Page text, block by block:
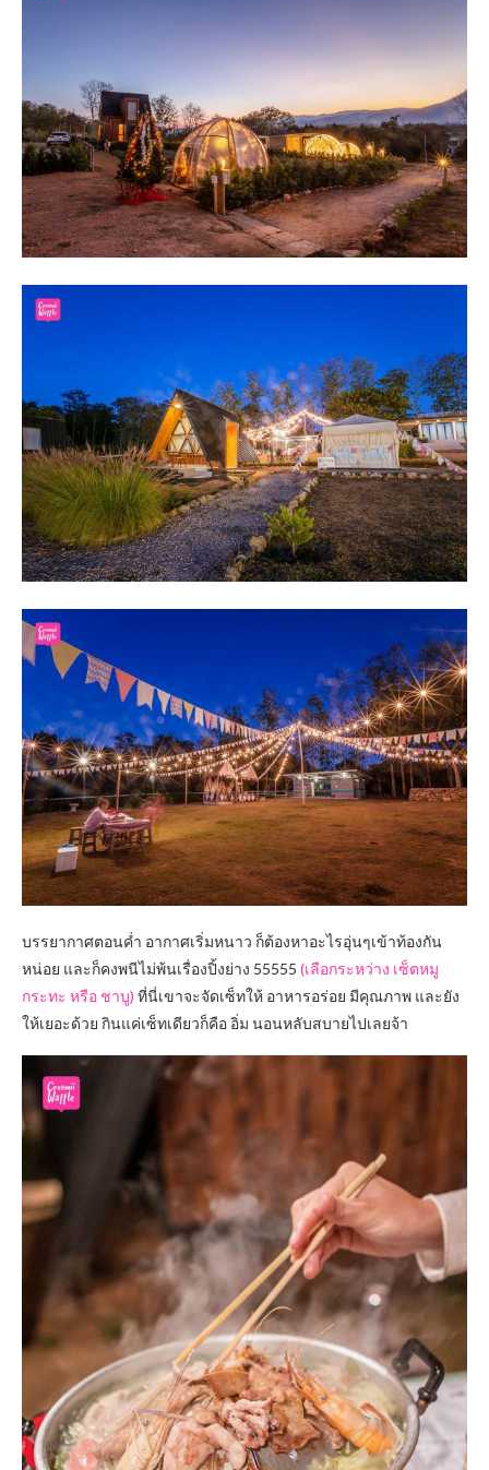
บรรยากาศตอนค่ำ อากาศเริ่มหนาว ก็ต้องหาอะไรอุ่นๆเข้าท้องกัน
หน่อย และก็คงพนีไม่พ้นเรื่องปิ้งย่าง 55555 (เลือกระหว่าง เซ็ตหมู
กระทะ หรือ ชาบู) ที่นี่เขาจะจัดเซ็ทให้ อาหารอร่อย มีคุณภาพ และยัง
ให้เยอะด้วย กินแค่เซ็ทเดียวก็คือ อิ่ม นอนหลับสบายไปเลยจ้า